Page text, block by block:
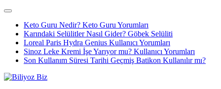
Keto Guru Nedir? Keto Guru Yorumları
Karındaki Selülitler Nasıl Gider? Göbek Selüliti
Loreal Paris Hydra Genius Kullanıcı Yorumları
Sinoz Leke Kremi İşe Yarıyor mu? Kullanıcı Yorumları
Son Kullanım Süresi Tarihi Geçmiş Batikon Kullanılır mı?